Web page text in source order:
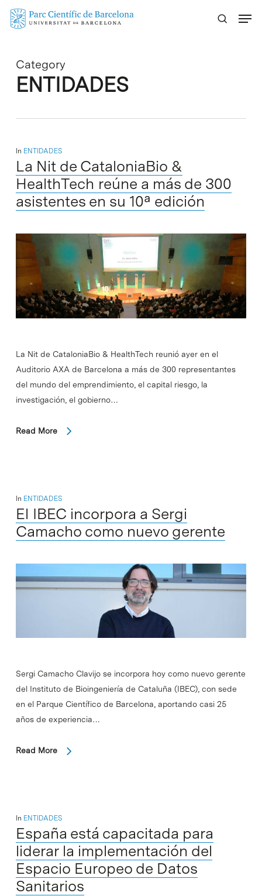
Skip
Category
ENTIDADES
In ENTIDADES
La Nit de CataloniaBio &
HealthTech reúne a más de 300
asistentes en su 10ª edición
La Nit de CataloniaBio & HealthTech reunió ayer en el
Auditorio AXA de Barcelona a más de 300 representantes
del mundo del emprendimiento, el capital riesgo, la
investigación, el gobierno…
Read More
In ENTIDADES
El IBEC incorpora a Sergi
Camacho como nuevo gerente
Sergi Camacho Clavijo se incorpora hoy como nuevo gerente
del Instituto de Bioingeniería de Cataluña (IBEC), con sede
en el Parque Científico de Barcelona, aportando casi 25
años de experiencia…
Read More
In ENTIDADES
España está capacitada para
liderar la implementación del
Espacio Europeo de Datos
Sanitarios